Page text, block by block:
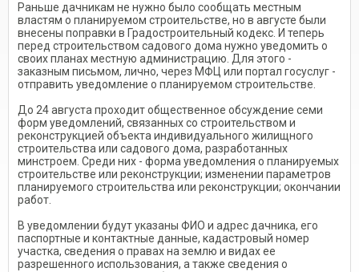
Раньше дачникам не нужно было сообщать местным
властям о планируемом строительстве, но в августе были
внесены поправки в Градостроительный кодекс. И теперь
перед строительством садового дома нужно уведомить о
своих планах местную администрацию. Для этого -
заказным письмом, лично, через МФЦ или портал госуслуг -
отправить уведомление о планируемом строительстве.
До 24 августа проходит общественное обсуждение семи
форм уведомлений, связанных со строительством и
реконструкцией объекта индивидуального жилищного
строительства или садового дома, разработанных
минстроем. Среди них - форма уведомления о планируемых
строительстве или реконструкции; изменении параметров
планируемого строительства или реконструкции; окончании
работ.
В уведомлении будут указаны ФИО и адрес дачника, его
паспортные и контактные данные, кадастровый номер
участка, сведения о правах на землю и видах ее
разрешенного использования, а также сведения о